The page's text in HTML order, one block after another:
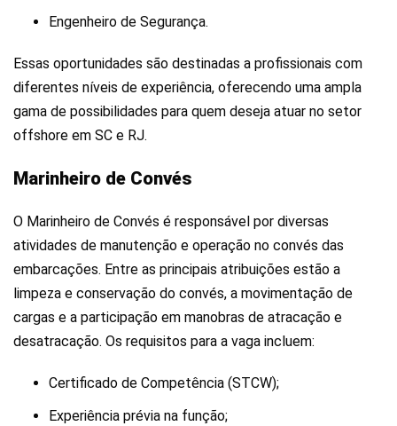
Engenheiro de Segurança.
Essas oportunidades são destinadas a profissionais com
diferentes níveis de experiência, oferecendo uma ampla
gama de possibilidades para quem deseja atuar no setor
offshore em SC e RJ.
Marinheiro de Convés
O Marinheiro de Convés é responsável por diversas
atividades de manutenção e operação no convés das
embarcações. Entre as principais atribuições estão a
limpeza e conservação do convés, a movimentação de
cargas e a participação em manobras de atracação e
desatracação. Os requisitos para a vaga incluem:
Certificado de Competência (STCW);
Experiência prévia na função;